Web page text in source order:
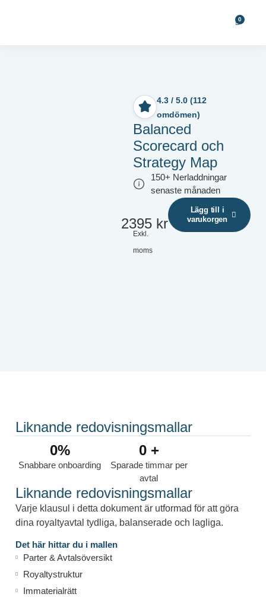
0
4.3 / 5.0 (112
omdömen)
Balanced
Scorecard och
Strategy Map
150+ Nerladdningar
senaste månaden
2395 kr
Exkl.
moms
Lägg till i
varukorgen
Liknande redovisningsmallar
Snabbare onboarding
0%
Sparade timmar per
avtal
0 +
Liknande redovisningsmallar
Varje klausul i detta dokument är utformad för att göra
dina royaltyavtal tydliga, balanserade och lagliga.
Det här hittar du i mallen
Parter & Avtalsöversikt
Royaltystruktur
Immaterialrätt